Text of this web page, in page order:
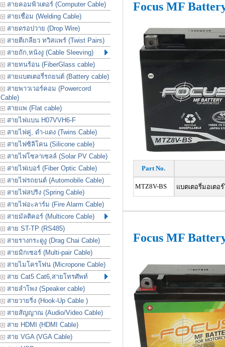
สายคอมพิวเตอร์ (Computer Cable)
สายเชื่อม (Welding Cable)
สายดรอปวาย (Drop Wire)
สายตีเกลียว ทวิสแพร์ (Twist Pairs)
สายถัก,หนังงู (Cable Sleeving)
สายทนร้อน (FiberGlass cable)
สายแบตเตอรี่รถยนต์ (Battery cable)
สายพาวเวอร์คอม (Powercord
Cable)
สายแพ (Flat cable)
สายไฟแบน H07VVH6-F
สายไฟคู่, ดำ-แดง (Twins Cable)
สายไฟซิลิโคน (Silicone cable)
สายไฟโซลาเซลล์ (Solar PV Cable)
สายไฟเบอร์ (Fiber Optic Cable)
สายไฟรถยนต์ (Automobile Cable)
สายไฟสปริง (Spring Cable)
สายไฟอะลาร์ม (Fire Alarm Cable)
สายมัลติคอร์ (Multicore Cable)
สาย ST-TP (RS485)
สายรางกระดูงู (Drag Chai Cable)
สายมิกเซอร์ (Multi-pair Cable)
สายไมโครโฟน (Micropone Cable)
สาย Cat5 Cat6,สายโทรศัพท์
สายลำโพง (Speaker cable)
สายวายริ่ง (Hook-Up Cable )
สายสัญญาณ (Audio/Video Cable)
สาย HDMI (HDMI Cable)
สาย VGA (VGA Cable)
Focus MF
Part No.
MTZ8V-BS แบตเตอรี่มอเตอ
Focus MF